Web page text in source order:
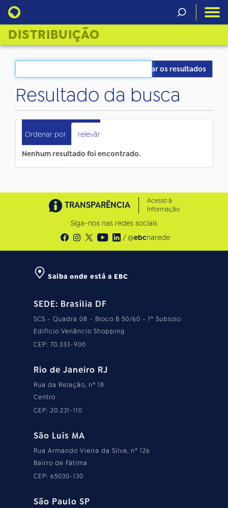
DISTRIBUIÇÃO
Filtrar os resultados
Resultado da busca
Ordenar por relevância
Nenhum resultado foi encontrado.
TRANSPARÊNCIA
Acesso à
Informação
Siga-nos nas redes sociais
/ @ebcnarede
Saiba onde está a EBC
SEDE: Brasília DF
SCS - Quadra 08 - Bloco B 50/60 - 1º Subsolo
Edifício Venâncio Shopping
CEP: 70.333-900
Rio de Janeiro RJ
Rua da Relação, nº 18
Centro
CEP: 20.231-110
São Luís MA
Rua Armando Vieira da Silva, nº 126
Bairro de Fátima
CEP: 65030-130
São Paulo SP